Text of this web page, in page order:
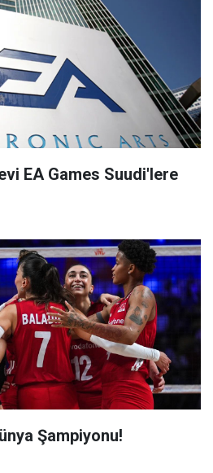
EA Games Suudi'lere
Şampiyonu!